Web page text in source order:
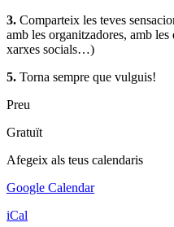
3. Comparteix les teves
amb les organitzadores, amb
xarxes socials…)
5. Torna sempre que vulguis!
Preu
Gratuït
Afegeix als teus calendaris
Google Calendar
iCal